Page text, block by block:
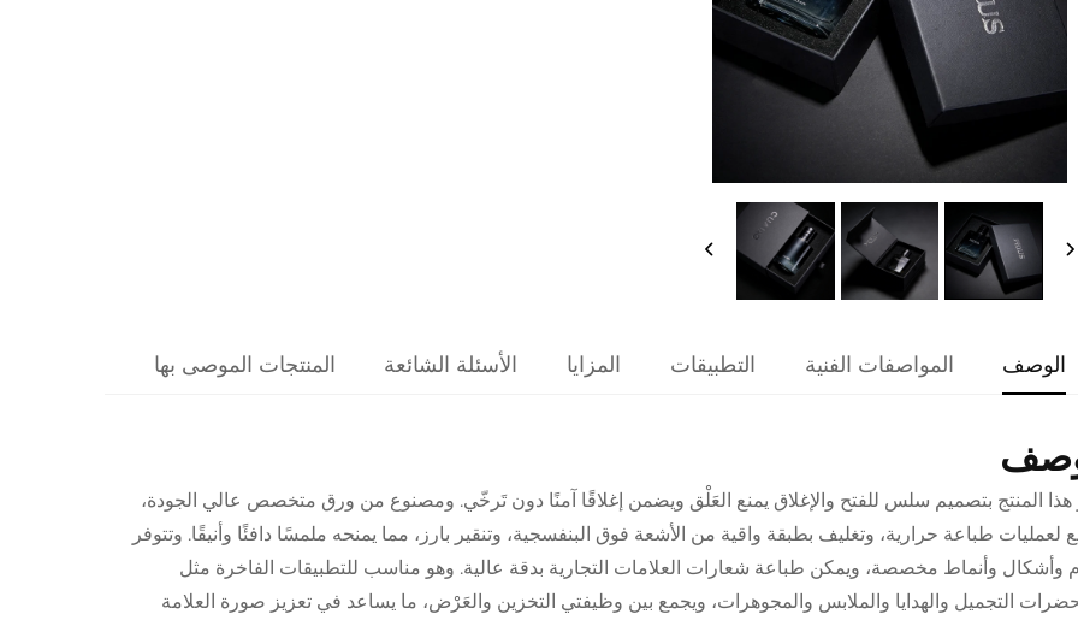
الوصف المواصفات الفنية التطبيقات المزايا الأسئلة الشائعة المنتجات الموصى بها
هذا المنتج بتصميم سلس للفتح والإغلاق يمنع العَلْق ويضمن إغلاقًا آمنًا دون تَرخّي. ومصنوع من ورق متخصص عالي الجودة،
طباعة حرارية، وتغليف بطبقة واقية من الأشعة فوق البنفسجية، وتنقير بارز، مما يمنحه ملمسًا دافئًا وأنيقًا. وتتوفر
وأشكال وأنماط مخصصة، ويمكن طباعة شعارات العلامات التجارية بدقة عالية. وهو مناسب للتطبيقات الفاخرة مثل
التجميل والهدايا والملابس والمجوهرات، ويجمع بين وظيفتي التخزين والعَرْض، ما يساعد في تعزيز صورة العلامة